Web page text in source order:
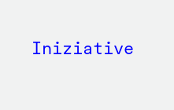
Iniziative